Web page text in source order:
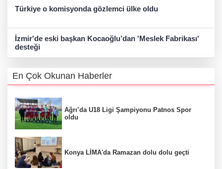
Türkiye o komisyonda gözlemci ülke oldu
İzmir'de eski başkan Kocaoğlu’dan 'Meslek Fabrikası'
desteği
En Çok Okunan Haberler
Ağrı’da U18 Ligi Şampiyonu Patnos Spor
oldu
Konya LİMA'da Ramazan dolu dolu geçti